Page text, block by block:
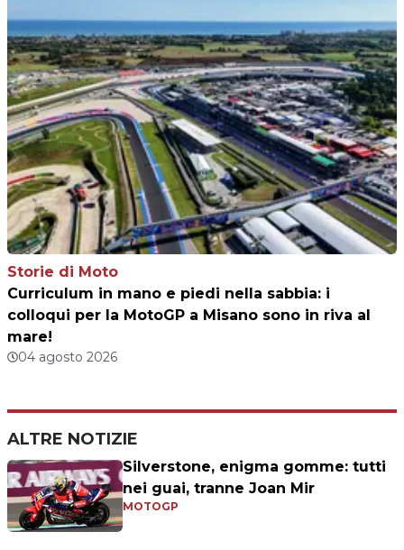
Storie di Moto
Curriculum in mano e piedi nella sabbia: i
colloqui per la MotoGP a Misano sono in riva al
mare!
04 agosto 2026
ALTRE NOTIZIE
Silverstone, enigma gomme: tutti
nei guai, tranne Joan Mir
MOTOGP